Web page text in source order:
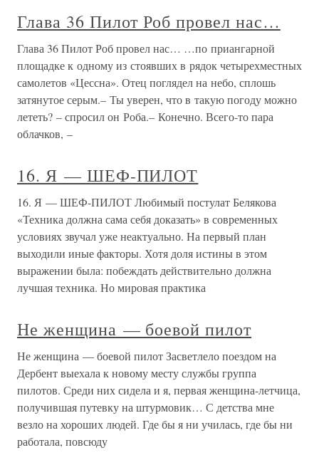
Глава 36 Пилот Роб провел нас…
Глава 36 Пилот Роб провел нас… …по приангарной
площадке к одному из стоявших в рядок четырехместных
самолетов «Цессна». Отец поглядел на небо, сплошь
затянутое серым.– Ты уверен, что в такую погоду можно
лететь? – спросил он Роба.– Конечно. Всего-то пара
облачков, –
16. Я — ШЕФ-ПИЛОТ
16. Я — ШЕФ-ПИЛОТ Любимый постулат Белякова
«Техника должна сама себя доказать» в современных
условиях звучал уже неактуально. На первый план
выходили иные факторы. Хотя доля истины в этом
выражении была: побеждать действительно должна
лучшая техника. Но мировая практика
Не женщина — боевой пилот
Не женщина — боевой пилот Засветлело поездом на
Дербент выехала к новому месту службы группа
пилотов. Среди них сидела и я, первая женщина-летчица,
получившая путевку на штурмовик… С детства мне
везло на хороших людей. Где бы я ни училась, где бы ни
работала, повсюду